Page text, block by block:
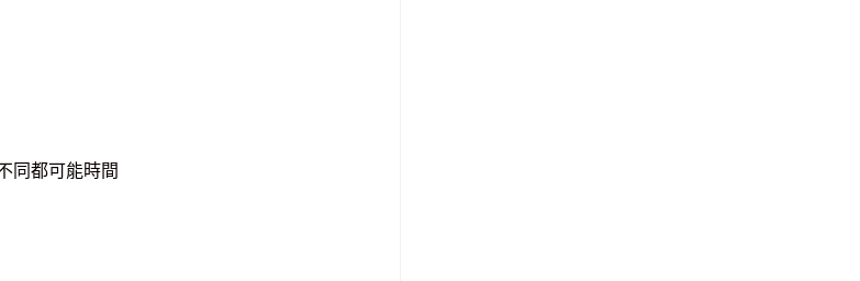
同都可能時間